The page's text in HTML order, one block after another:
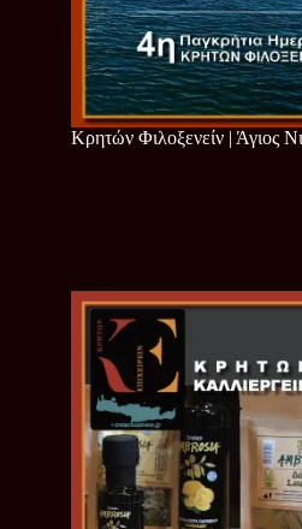
Κρητών Φιλοξενείν | Άγιος